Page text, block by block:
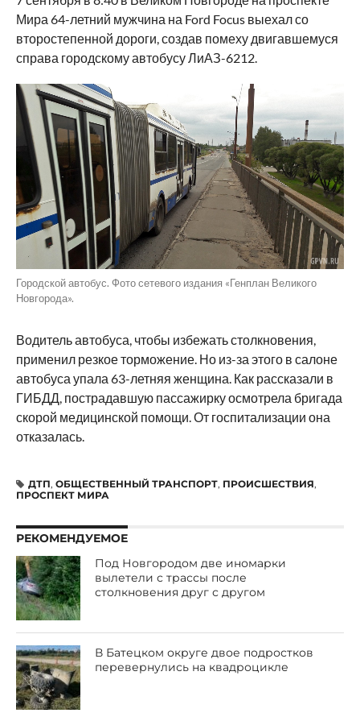
Мира 64-летний мужчина на Ford Focus выехал со
второстепенной дороги, создав помеху двигавшемуся
справа городскому автобусу ЛиАЗ-6212.
Городской автобус. Фото сетевого издания «Генплан Великого
Новгорода».
Водитель автобуса, чтобы избежать столкновения,
применил резкое торможение. Но из-за этого в салоне
автобуса упала 63-летняя женщина. Как рассказали в
ГИБДД, пострадавшую пассажирку осмотрела бригада
скорой медицинской помощи. От госпитализации она
отказалась.
ДТП, ОБЩЕСТВЕННЫЙ ТРАНСПОРТ, ПРОИСШЕСТВИЯ,
ПРОСПЕКТ МИРА
РЕКОМЕНДУЕМОЕ
Под Новгородом две иномарки
вылетели с трассы после
столкновения друг с другом
В Батецком округе двое подростков
перевернулись на квадроцикле